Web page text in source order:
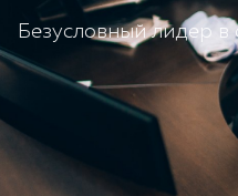
Безусловный лидер в